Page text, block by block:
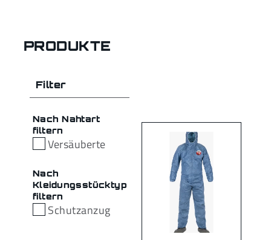
PRODUKTE
Filter
Nach Nahtart
filtern
Versäuberte
Nach
Kleidungsstücktyp
filtern
Schutzanzug